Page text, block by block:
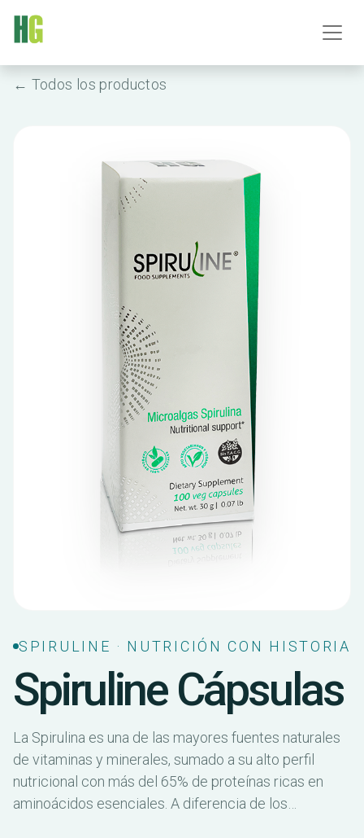
← Todos los productos
SPIRULINE · NUTRICIÓN CON HISTORIA
Spiruline Cápsulas
La Spirulina es una de las mayores fuentes naturales
de vitaminas y minerales, sumado a su alto perfil
nutricional con más del 65% de proteínas ricas en
aminoácidos esenciales. A diferencia de los